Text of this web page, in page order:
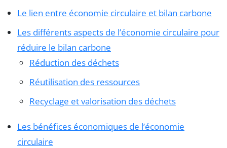
Le lien entre économie circulaire et bilan carbone
Les différents aspects de l’économie circulaire pour
réduire le bilan carbone
Réduction des déchets
Réutilisation des ressources
Recyclage et valorisation des déchets
Les bénéfices économiques de l’économie
circulaire